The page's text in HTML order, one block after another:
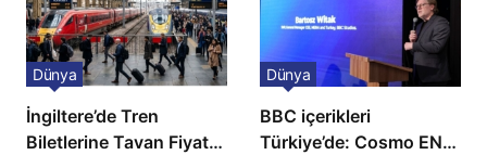
İngiltere’de Tren
Biletlerine Tavan Fiyat:
Dünya
BBC içerikleri
Türkiye’de: Cosmo EN
Dünya